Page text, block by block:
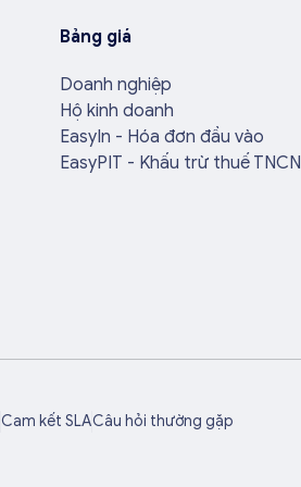
Bảng giá
Doanh nghiệp
Hộ kinh doanh
EasyIn - Hóa đơn đầu vào
EasyPIT - Khấu trừ thuế TNCN
Cam kết SLACâu hỏi thường gặp